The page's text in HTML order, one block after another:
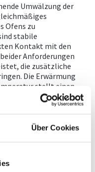
Über Cookies
Umwälzung der
Ofens zu
stabile
Kontakt mit den
Anforderungen
die zusätzliche
Die Erwärmung
stellt einen
an sich
Umsatz des Erdgases
Verfügung gestellt